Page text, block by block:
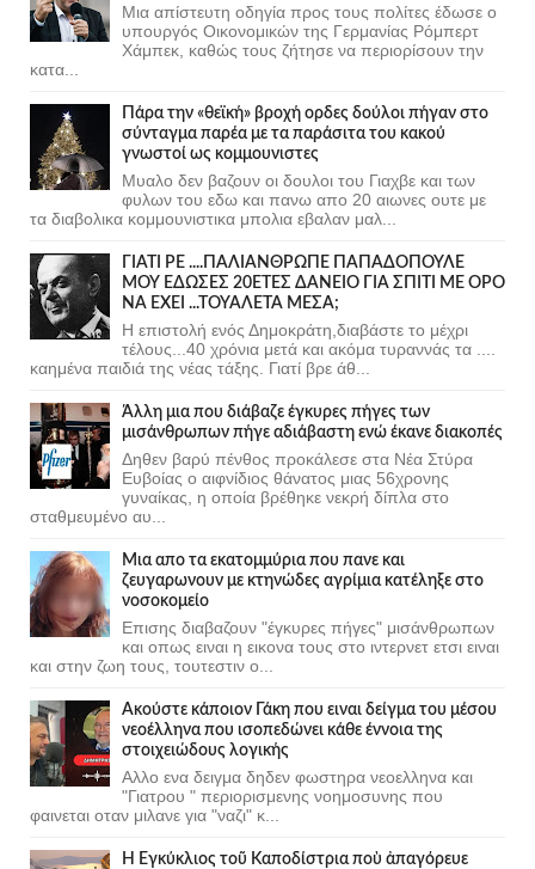
Μια απίστευτη οδηγία προς τους πολίτες έδωσε ο
υπουργός Οικονομικών της Γερμανίας Ρόμπερτ
Χάμπεκ, καθώς τους ζήτησε να περιορίσουν την
κατα...
Πάρα την «θεϊκή» βροχή ορδες δούλοι πήγαν στο
σύνταγμα παρέα με τα παράσιτα του κακού
γνωστοί ως κομμουνιστες
Μυαλο δεν βαζουν οι δουλοι του Γιαχβε και των
φυλων του εδω και πανω απο 20 αιωνες ουτε με
τα διαβολικα κομμουνιστικα μπολια εβαλαν μαλ...
ΓΙΑΤΙ ΡΕ ....ΠΑΛΙΑΝΘΡΩΠΕ ΠΑΠΑΔΟΠΟΥΛΕ
ΜΟΥ ΕΔΩΣΕΣ 20ΕΤΕΣ ΔΑΝΕΙΟ ΓΙΑ ΣΠΙΤΙ ΜΕ ΟΡΟ
ΝΑ ΕΧΕΙ ...ΤΟΥΑΛΕΤΑ ΜΕΣΑ;
Η επιστολή ενός Δημοκράτη,διαβάστε το μέχρι
τέλους...40 χρόνια μετά και ακόμα τυραννάς τα ....
καημένα παιδιά της νέας τάξης. Γιατί βρε άθ...
Άλλη μια που διάβαζε έγκυρες πήγες των
μισάνθρωπων πήγε αδιάβαστη ενώ έκανε διακοπές
Δηθεν βαρύ πένθος προκάλεσε στα Νέα Στύρα
Ευβοίας ο αιφνίδιος θάνατος μιας 56χρονης
γυναίκας, η οποία βρέθηκε νεκρή δίπλα στο
σταθμευμένο αυ...
Μια απο τα εκατομμύρια που πανε και
ζευγαρωνουν με κτηνώδες αγρίμια κατέληξε στο
νοσοκομείο
Επισης διαβαζουν "έγκυρες πήγες" μισάνθρωπων
και οπως ειναι η εικονα τους στο ιντερνετ ετσι ειναι
και στην ζωη τους, τουτεστιν ο...
Ακούστε κάποιον Γάκη που ειναι δείγμα του μέσου
νεοέλληνα που ισοπεδώνει κάθε έννοια της
στοιχειώδους λογικής
Αλλο ενα δειγμα δηδεν φωστηρα νεοελληνα και
"Γιατρου " περιορισμενης νοημοσυνης που
φαινεται οταν μιλανε για "ναζι" κ...
Ἡ Ἐγκύκλιος τοῦ Καποδίστρια ποὺ ἀπαγόρευε